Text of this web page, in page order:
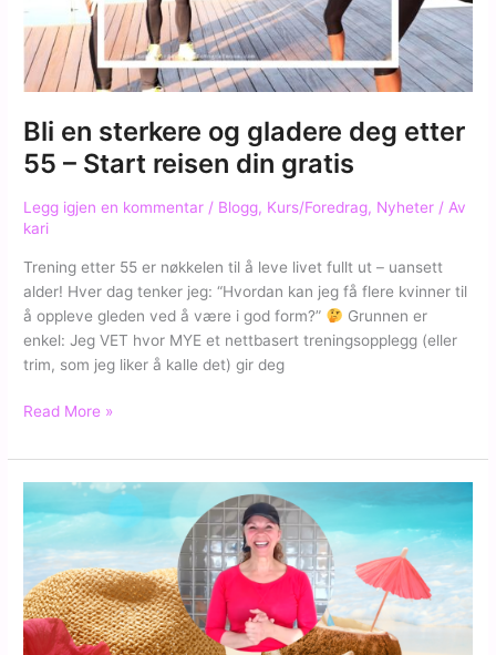
og
80!
Bli en sterkere og gladere deg etter
55 – Start reisen din gratis
Legg igjen en kommentar / Blogg, Kurs/Foredrag, Nyheter / Av
kari
Trening etter 55 er nøkkelen til å leve livet fullt ut – uansett
alder! Hver dag tenker jeg: “Hvordan kan jeg få flere kvinner til
å oppleve gleden ved å være i god form?”
Grunnen er
enkel: Jeg VET hvor MYE et nettbasert treningsopplegg (eller
trim, som jeg liker å kalle det) gir deg
Bli
sterkere
og
gladere
deg
etter
55
–
Start
Read More »